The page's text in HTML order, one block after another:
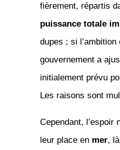
fièrement, répartis
puissance totale
dupes ; si
gouvernement a
initialement prévu
Les raisons sont
Cependant, l’espoir
leur place en mer,